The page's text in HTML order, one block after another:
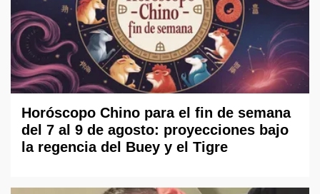
Horóscopo Chino para el fin de semana
del 7 al 9 de agosto: proyecciones bajo
la regencia del Buey y el Tigre